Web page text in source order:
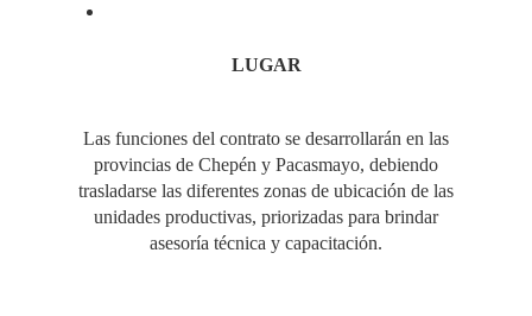
LUGAR
Las funciones del contrato se desarrollarán en las
provincias de Chepén y Pacasmayo, debiendo
trasladarse las diferentes zonas de ubicación de las
unidades productivas, priorizadas para brindar
asesoría técnica y capacitación.